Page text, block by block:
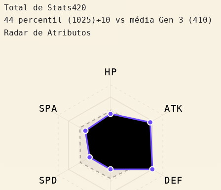
Total de Stats420
44 percentil
( 1025 )+10
vs média Gen 3 (410)
Radar de Atributos
HP
ATK
DEF
SPD
SPA